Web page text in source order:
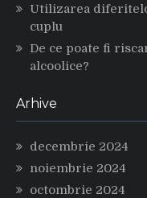
Utilizarea
cuplu
De ce poate fi
alcoolice?
Arhive
decembrie 2024
noiembrie 2024
octombrie 2024